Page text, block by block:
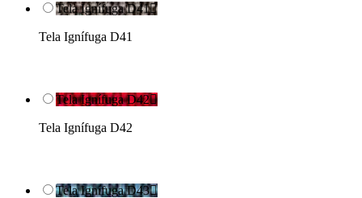
Tela Ignífuga D41
Tela Ignífuga D41
Tela Ignífuga D42
Tela Ignífuga D42
Tela Ignífuga D43